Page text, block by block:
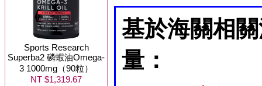
Sports Research
Superba2 磷蝦油Omega-
3 1000mg（90粒）
NT $1,319.67
基於海關相
量：